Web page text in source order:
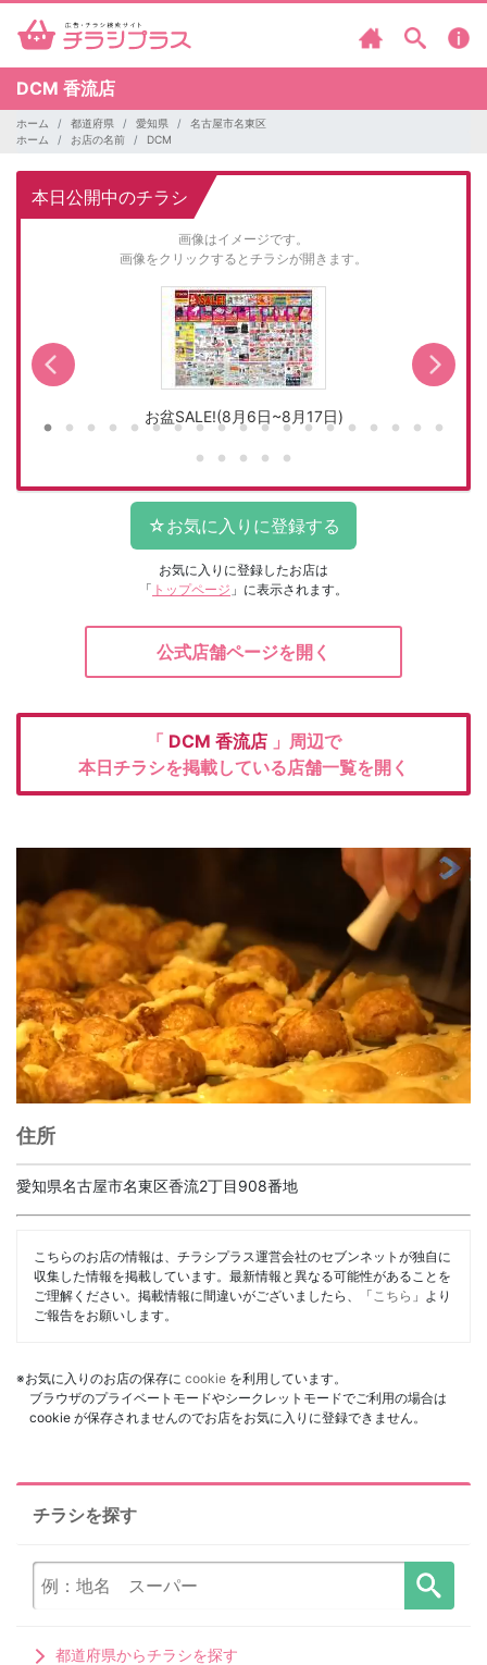
DCM 香流店
ホーム 都道府県 愛知県
名古屋市名東区
ホーム
お店の名前 DCM
本日公開中のチラシ
画像はイメージです。
画像をクリックするとチラシが開きます。
お盆SALE!(8月6日~8月17日)
お気に入りに登録したお店は
「 トップページ 」に表示されます。
公式店舗ページを開く
「 DCM 香流店 」周辺で
本日チラシを掲載している店舗一覧を開く
住所
愛知県名古屋市名東区香流2丁目908番地
こちらのお店の情報は、チラシプラス運営会社のセブンネットが独自に
収集した情報を掲載しています。最新情報と異なる可能性があることを
ご理解ください。掲載情報に間違いがございましたら、「 こちら 」より
ご報告をお願いします。
※お気に入りのお店の保存に cookie を利用しています。
ブラウザのプライベートモードやシークレットモードでご利用の場合は
cookie が保存されませんのでお店をお気に入りに登録できません。
チラシを探す
都道府県からチラシを探す